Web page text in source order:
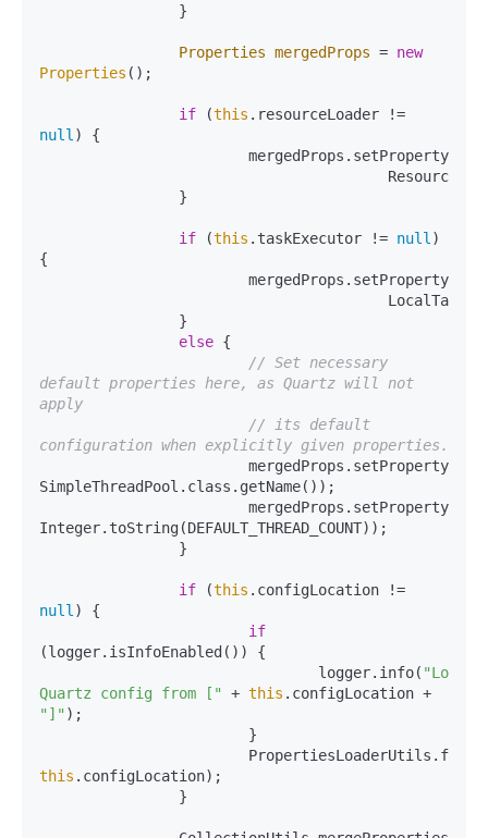
Properties mergedProps = new
Properties ();
if (this
null ) {
if (this .taskExecutor != null )
{
else {
// Set necessary
default properties here, as Quartz will not
apply
// its default
configuration when explicitly given properties.
SimpleThreadPool.class.getName());
Integer.toString(DEFAULT_THREAD_COUNT));
if (this
null ) {
if
(logger.isInfoEnabled()) {
				logger.info(
Quartz config from ["
+ this
"]" );
this .configLocation);